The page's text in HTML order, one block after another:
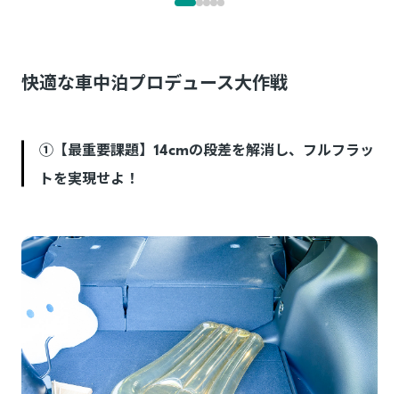
快適な車中泊プロデュース大作戦
①【最重要課題】14cmの段差を解消し、フルフラッ
トを実現せよ！